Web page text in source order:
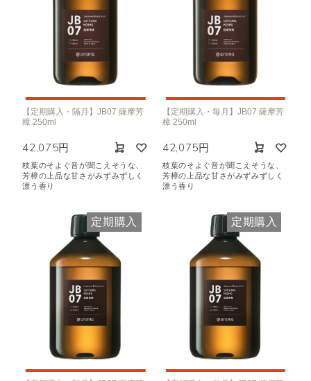
【定期購入・隔月】JB07 薩摩芳
樟 250ml
42,075円
枝葉のそよぐ音が聞こえそうな、
芳樟の上品な甘さがみずみずしく
漂う香り
【定期購入・毎月】JB07 薩摩芳
樟 250ml
42,075円
枝葉のそよぐ音が聞こえそうな、
芳樟の上品な甘さがみずみずしく
漂う香り
定期購入 定期購入